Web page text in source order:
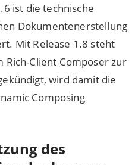
ist die technische
Dokumentenerstellung
Mit Release 1.8 steht
Rich-Client Composer zur
wird damit die
Composing
des